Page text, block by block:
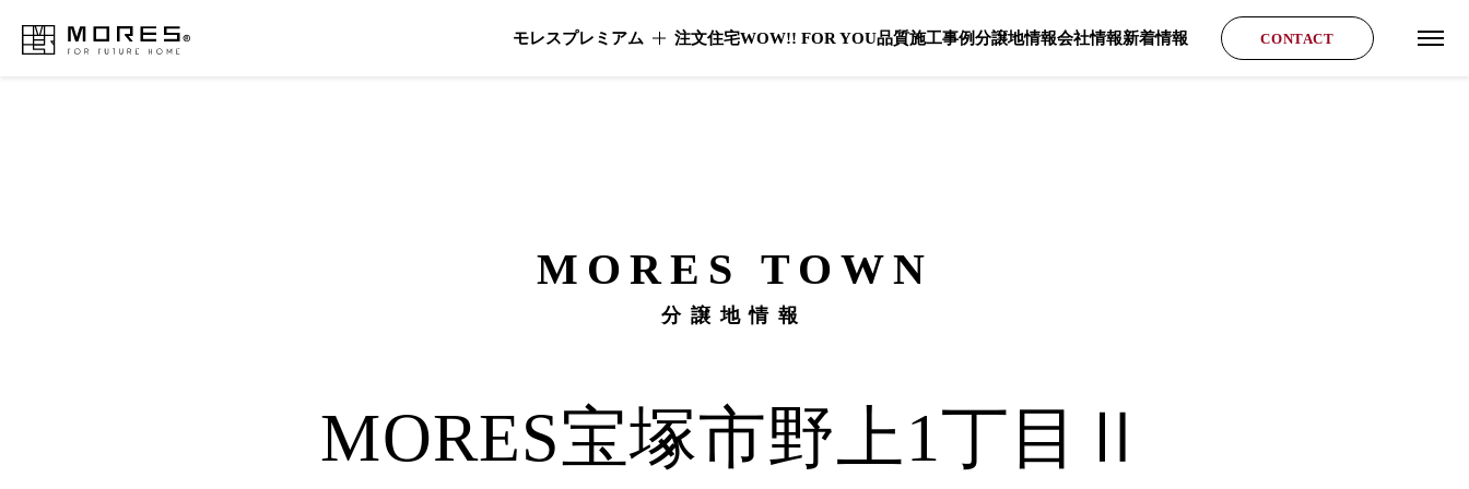
MORES モレスプレミアム モレスプレミアムのメニューを開く
注文住宅WOW!! FOR YOU品質施工事例分譲地情報会社情報新着情報 CONTACT
グロ
MORES TOWN
分譲地情報
MORES宝塚市野上1丁目Ⅱ